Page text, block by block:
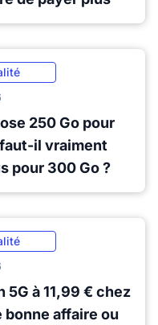
250 Go pour
il vraiment
pour 300 Go ?
5G à 11,99 € chez
bonne affaire ou